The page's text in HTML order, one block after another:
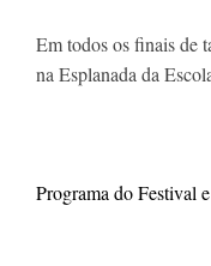
Em todos os finais de
na Esplanada da
Programa do Festival